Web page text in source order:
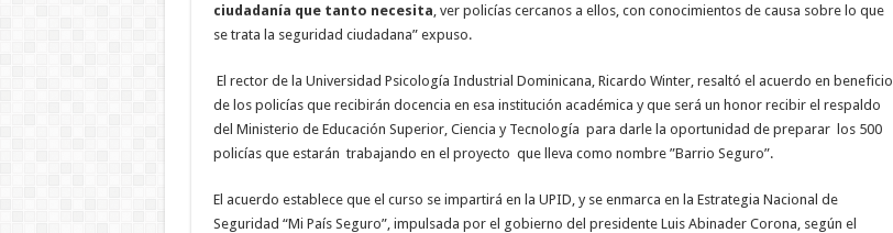
ciudadanía que tanto necesita , ver policías cercanos a ellos, con conocimientos de causa sobre lo que
se trata la seguridad ciudadana” expuso.
El rector de la Universidad Psicología Industrial Dominicana, Ricardo Winter, resaltó el acuerdo en beneficio
de los policías que recibirán docencia en esa institución académica y que será un honor recibir el respaldo
del Ministerio de Educación Superior, Ciencia y Tecnología para darle la oportunidad de preparar los 500
policías que estarán trabajando en el proyecto que lleva como nombre ”Barrio Seguro”.
El acuerdo establece que el curso se impartirá en la UPID, y se enmarca en la Estrategia Nacional de
Seguridad “Mi País Seguro”, impulsada por el gobierno del presidente Luis Abinader Corona, según el